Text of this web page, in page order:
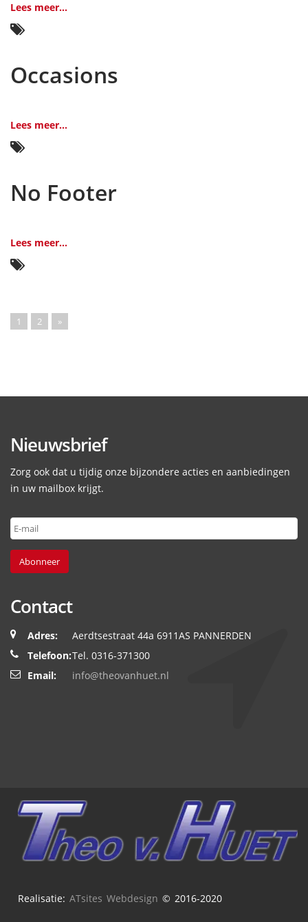
Lees meer...
Occasions
Lees meer...
No Footer
Lees meer...
1 2 »
Nieuwsbrief
Zorg ook dat u tijdig onze bijzondere acties en aanbiedingen
in uw mailbox krijgt.
Abonneer
Contact
Adres:
Aerdtsestraat 44a 6911AS PANNERDEN
Telefoon:Tel. 0316-371300
Email:
info@theovanhuet.nl
Realisatie: ATsites Webdesign © 2016-2020